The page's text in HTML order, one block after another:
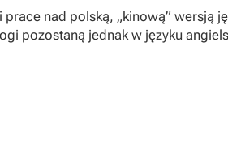
nad polską, „kinową”
pozostaną jednak w języku